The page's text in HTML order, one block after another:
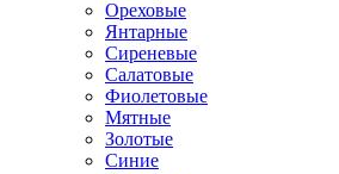
Ореховые
Янтарные
Сиреневые
Салатовые
Фиолетовые
Мятные
Золотые
Синие